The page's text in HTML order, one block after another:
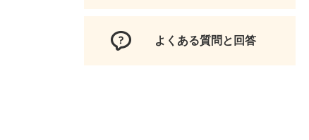
よくある質問と回答